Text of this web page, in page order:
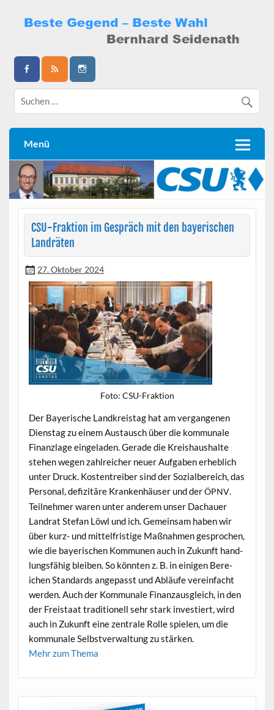
content
Bernhard Seidenath
Menü
CSU-Fraktion im Gespräch mit den bayerischen
Landräten
27. Oktober 2024
Foto: CSU-Frak­tion
Der Bay­erische Land­kreistag hat am ver­gan­genen
Dien­stag zu einem Aus­tausch über die kom­mu­nale
Finan­zlage ein­ge­laden. Ger­ade die Kreishaushalte
ste­hen wegen zahlre­ich­er neuer Auf­gaben erhe­blich
unter Druck. Kos­ten­treiber sind der Sozial­bere­ich, das
Per­son­al, defiz­itäre Kranken­häuser und derÖPNV.
Teil­nehmer waren unter anderem unser Dachauer
Lan­drat Ste­fan Löwl und ich. Gemein­sam haben wir
über kurz- und mit­tel­fristige Maß­nah­men gesprochen,
wie die bay­erischen Kom­munen auch in Zukun­ft hand­
lungs­fähig bleiben. So kön­nten z. B. in eini­gen Bere­
ichen Stan­dards angepasst und Abläufe vere­in­facht
wer­den. Auch der Kom­mu­nale Finan­zaus­gle­ich, in den
der Freis­taat tra­di­tionell sehr stark investiert, wird
auch in Zukun­ft eine zen­trale Rolle spie­len, um die
kom­mu­nale Selb­stver­wal­tung zu stärken.
Mehr zum Thema